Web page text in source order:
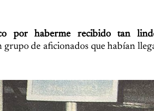
por haberme recibido tan
grupo de aficionados que habían